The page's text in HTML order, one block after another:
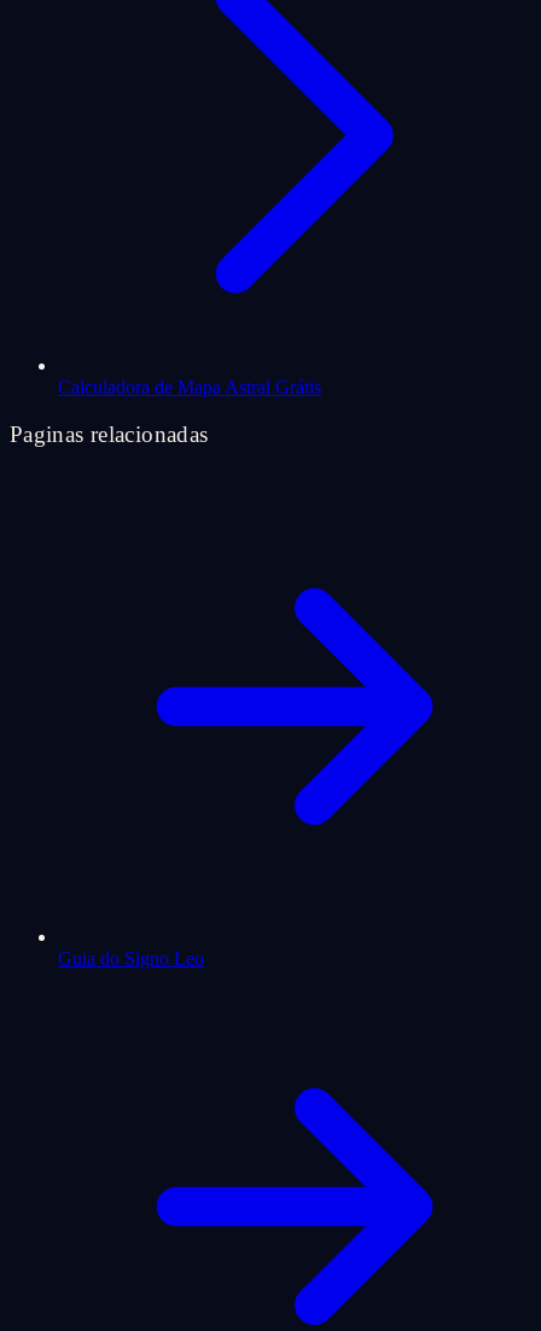
Calculadora de Mapa Astral Grátis
Paginas relacionadas
Guia do Signo Leo